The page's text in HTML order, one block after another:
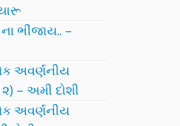
ભીંજાય.. –
અવર્ણનીય
– અમી દોશી
અવર્ણનીય